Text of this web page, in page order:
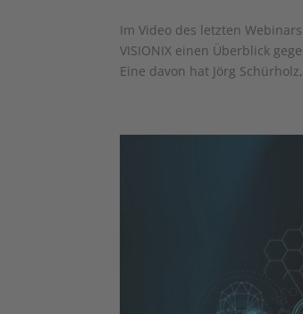
Im Video des letzten
VISIONIX einen Überblick
Eine davon hat Jörg